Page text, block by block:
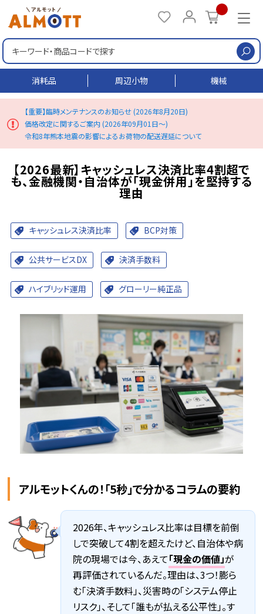
消耗品 周辺小物 機械
【重要】臨時メンテナンスのお知らせ (2026年8月20日)
価格改定に関するご案内 (2026年09月01日～)
令和8年熊本地震の影響によるお荷物の配送遅延について
【2026最新】キャッシュレス決済比率4割超で
も、金融機関・自治体が「現金併用」を堅持する
理由
キャッシュレス決済比率 BCP対策
公共サービスDX 決済手数料
ハイブリッド運用 グローリー純正品
アルモットくんの！「5秒」で分かるコラムの要約
2026年、キャッシュレス比率は目標を前倒
しで突破して4割を超えたけど、自治体や病
院の現場では今、あえて「現金の価値」が
再評価されているんだ。理由は、3つ！膨ら
む「決済手数料」、災害時の「システム停止
リスク」、そして「誰もが払える公平性」。す